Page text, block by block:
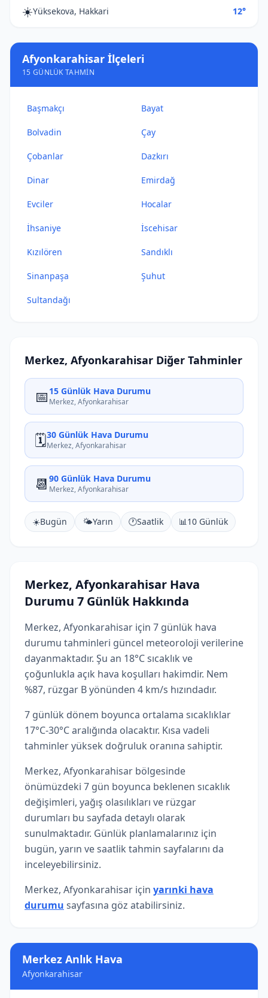
Merkez Anlık Hava
Afyonkarahisar
☀️Yüksekova, Hakkari 12°
Afyonkarahisar İlçeleri
15 GÜNLÜK TAHMIN
Başmakçı Bayat
Bolvadin Çay
Çobanlar Dazkırı
Dinar Emirdağ
Evciler Hocalar
İhsaniye İscehisar
Kızılören Sandıklı
Sinanpaşa Şuhut
Sultandağı
Merkez, Afyonkarahisar Diğer Tahminler
📅 15 Günlük Hava Durumu
Merkez, Afyonkarahisar
🗓️30 Günlük Hava Durumu
Merkez, Afyonkarahisar
📆 90 Günlük Hava Durumu
Merkez, Afyonkarahisar
☀️Bugün 🌤️Yarın 🕐Saatlik 📊10 Günlük
Merkez, Afyonkarahisar Hava
Durumu 7 Günlük Hakkında
Merkez, Afyonkarahisar için 7 günlük hava
durumu tahminleri güncel meteoroloji verilerine
dayanmaktadır. Şu an 18°C sıcaklık ve
çoğunlukla açık hava koşulları hakimdir. Nem
%87, rüzgar B yönünden 4 km/s hızındadır.
7 günlük dönem boyunca ortalama sıcaklıklar
17°C-30°C aralığında olacaktır. Kısa vadeli
tahminler yüksek doğruluk oranına sahiptir.
Merkez, Afyonkarahisar bölgesinde
önümüzdeki 7 gün boyunca beklenen sıcaklık
değişimleri, yağış olasılıkları ve rüzgar
durumları bu sayfada detaylı olarak
sunulmaktadır. Günlük planlamalarınız için
bugün, yarın ve saatlik tahmin sayfalarını da
inceleyebilirsiniz.
Merkez, Afyonkarahisar için yarınki hava
durumu sayfasına göz atabilirsiniz.